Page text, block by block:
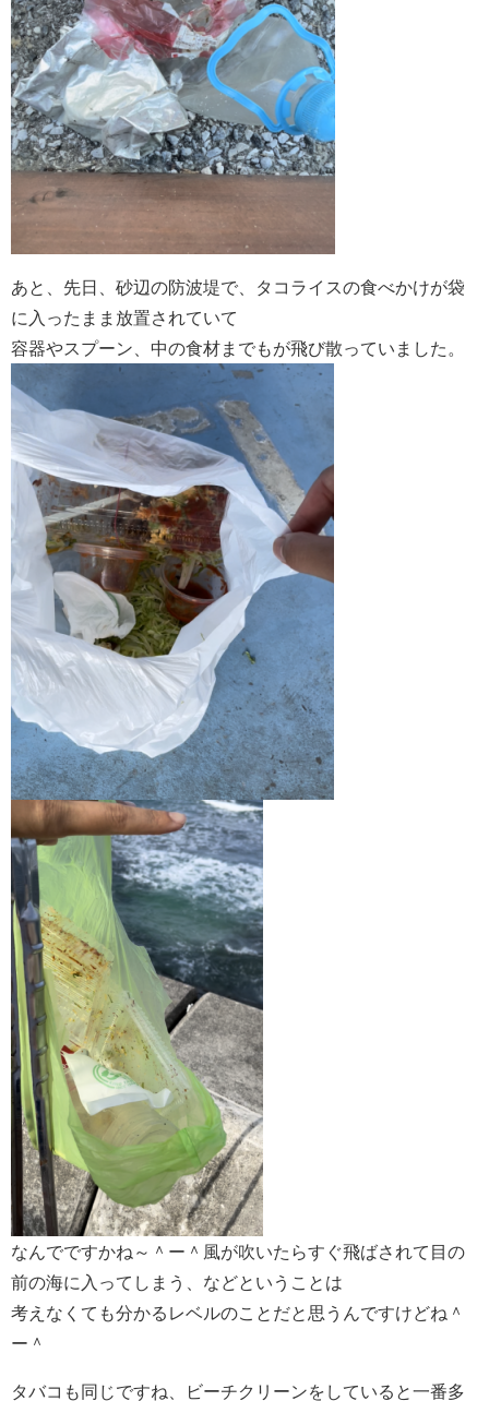
あと、先日、砂辺の防波堤で、タコライスの食べかけが袋
に入ったまま放置されていて
容器やスプーン、中の食材までもが飛び散っていました。
なんでですかね～＾ー＾風が吹いたらすぐ飛ばされて目の
前の海に入ってしまう、などということは
考えなくても分かるレベルのことだと思うんですけどね＾
ー＾
タバコも同じですね、ビーチクリーンをしていると一番多